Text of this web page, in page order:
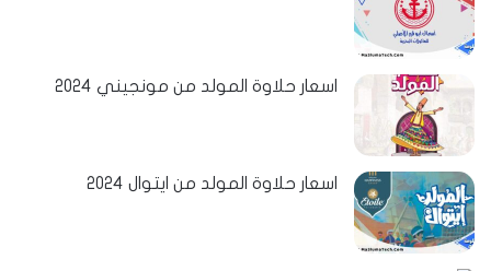
اسعار حلاوة المولد من مونجيني 2024
اسعار حلاوة المولد من ايتوال 2024